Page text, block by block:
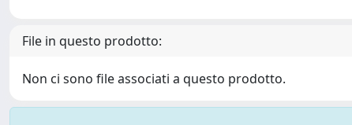
File in questo prodotto:
Non ci sono file associati a questo prodotto.